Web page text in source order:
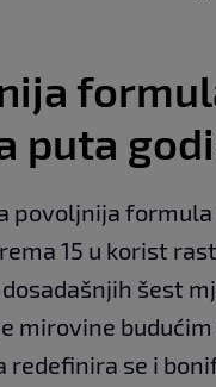
puta
povoljnija
15 u korist
šest
mirovine
redefinira se i